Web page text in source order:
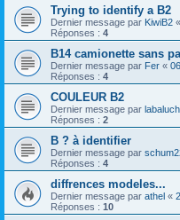
Trying to identify a B2
Dernier message par KiwiB2 «
Réponses : 4
B14 camionette sans
Dernier message par Fer «
Réponses : 4
COULEUR B2
Dernier message par
Réponses : 2
B ? à identifier
Dernier message par
Réponses : 4
diffrences modeles...
Dernier message par athel «
Réponses : 10